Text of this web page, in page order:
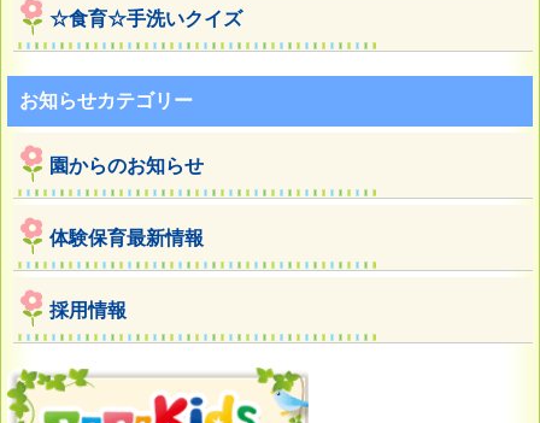
☆食育☆手洗いクイズ
お知らせカテゴリー
園からのお知らせ
体験保育最新情報
採用情報